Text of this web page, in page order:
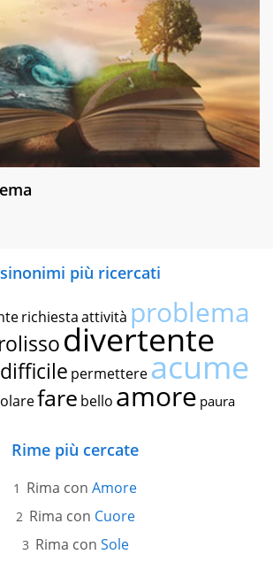
più ricercati
richiestaattività problema
divertente
difficile permettereacume
fare bello amore paura
Rime più cercate
Rima con Amore
Rima con Cuore
Rima con Sole